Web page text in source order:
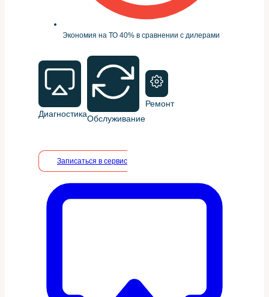
Экономия на ТО 40% в сравнении с дилерами
ДиагностикаОбслуживание
Ремонт
Записаться в сервис